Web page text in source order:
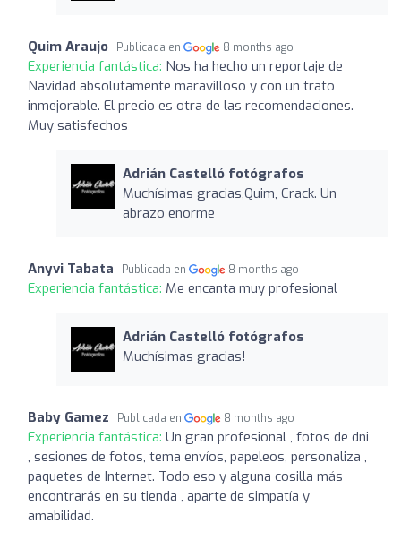
Quim Araujo Publicada en 8 months ago
Experiencia fantástica: Nos ha hecho un reportaje de
Navidad absolutamente maravilloso y con un trato
inmejorable. El precio es otra de las recomendaciones.
Muy satisfechos
Adrián Castelló fotógrafos
Muchísimas gracias,Quim, Crack. Un
abrazo enorme
Anyvi Tabata Publicada en 8 months ago
Experiencia fantástica: Me encanta muy profesional
Adrián Castelló fotógrafos
Muchísimas gracias!
Baby Gamez Publicada en 8 months ago
Experiencia fantástica: Un gran profesional , fotos de dni
, sesiones de fotos, tema envíos, papeleos, personaliza ,
paquetes de Internet. Todo eso y alguna cosilla más
encontrarás en su tienda , aparte de simpatía y
amabilidad.